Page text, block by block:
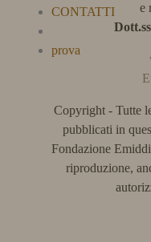
CONTATTI
prova
e
Copyright - Tutte
pubblicati in
Fondazione
riproduzione,